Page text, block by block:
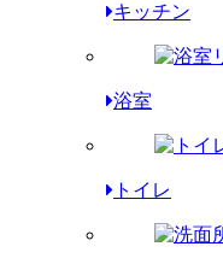
キッチン
浴室
トイレ